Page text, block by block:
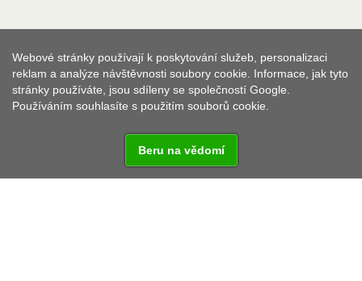
Webové stránky používají k poskytování služeb, personalizaci
reklam a analýze návštěvnosti soubory cookie. Informace, jak tyto
stránky používáte, jsou sdíleny se společností Google.
Používáním souhlasíte s použitím souborů cookie.
Beru na vědomí